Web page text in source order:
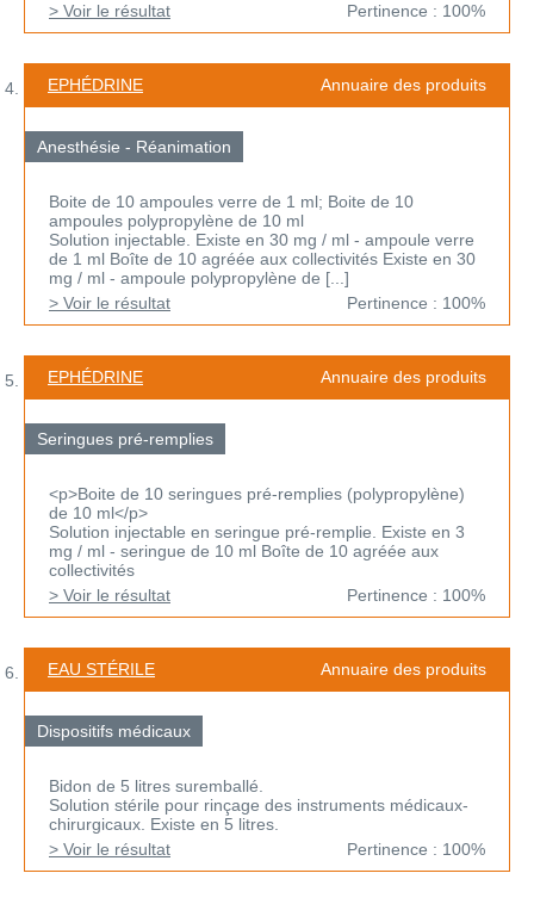
> Voir le résultat
Pertinence : 100%
EPHÉDRINE Annuaire des produits
Anesthésie - Réanimation
Boite de 10 ampoules verre de 1 ml; Boite de 10
ampoules polypropylène de 10 ml
Solution injectable. Existe en 30 mg / ml - ampoule verre
de 1 ml Boîte de 10 agréée aux collectivités Existe en 30
mg / ml - ampoule polypropylène de [...]
> Voir le résultat
Pertinence : 100%
EPHÉDRINE Annuaire des produits
Seringues pré-remplies
<p>Boite de 10 seringues pré-remplies (polypropylène)
de 10 ml</p>
Solution injectable en seringue pré-remplie. Existe en 3
mg / ml - seringue de 10 ml Boîte de 10 agréée aux
collectivités
> Voir le résultat
Pertinence : 100%
EAU STÉRILE Annuaire des produits
Dispositifs médicaux
Bidon de 5 litres suremballé.
Solution stérile pour rinçage des instruments médicaux-
chirurgicaux. Existe en 5 litres.
> Voir le résultat
Pertinence : 100%